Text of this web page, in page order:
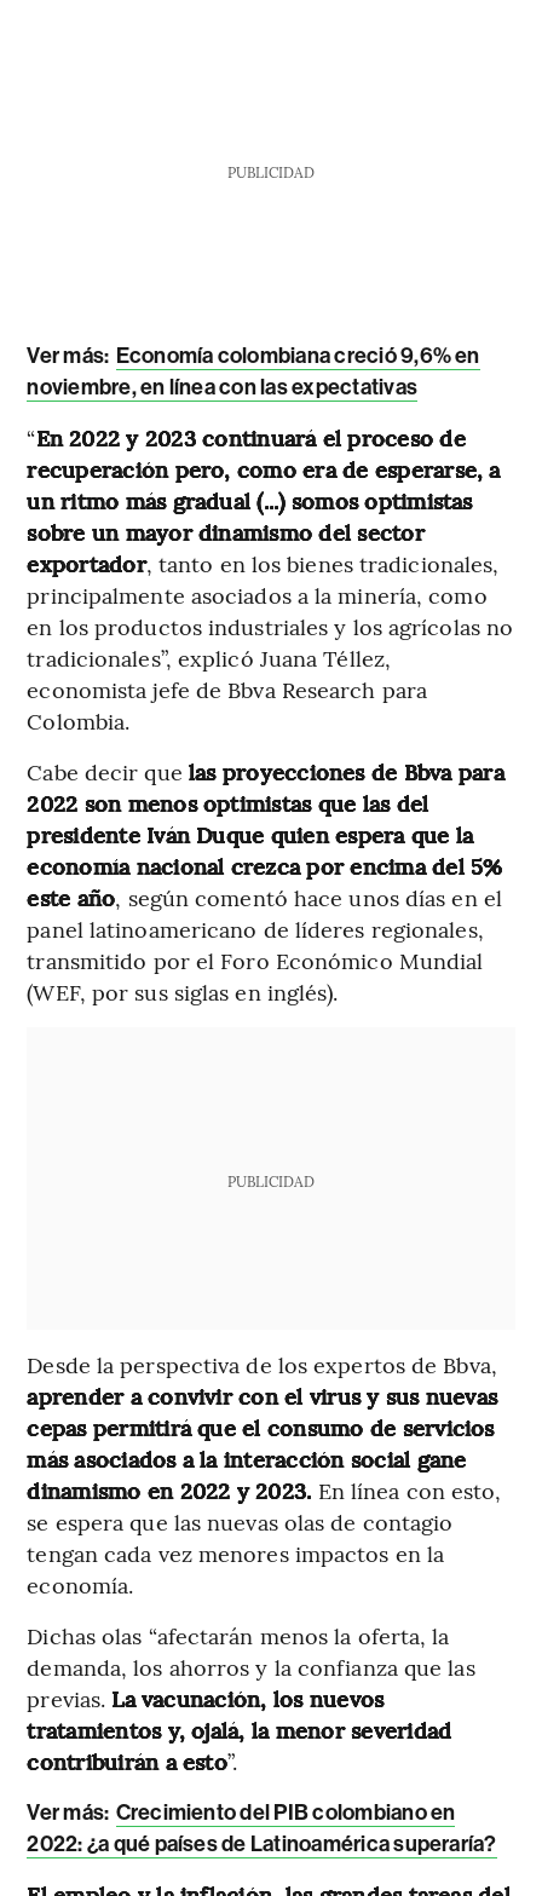
PUBLICIDAD
Ver más: Economía colombiana creció 9,6% en
noviembre, en línea con las expectativas
“En 2022 y 2023 continuará el proceso de
recuperación pero, como era de esperarse, a
un ritmo más gradual (...) somos optimistas
sobre un mayor dinamismo del sector
exportador, tanto en los bienes tradicionales,
principalmente asociados a la minería, como
en los productos industriales y los agrícolas no
tradicionales”, explicó Juana Téllez,
economista jefe de Bbva Research para
Colombia.
Cabe decir que las proyecciones de Bbva para
2022 son menos optimistas que las del
presidente Iván Duque quien espera que la
economía nacional crezca por encima del 5%
este año, según comentó hace unos días en el
panel latinoamericano de líderes regionales,
transmitido por el Foro Económico Mundial
(WEF, por sus siglas en inglés).
PUBLICIDAD
Desde la perspectiva de los expertos de Bbva,
aprender a convivir con el virus y sus nuevas
cepas permitirá que el consumo de servicios
más asociados a la interacción social gane
dinamismo en 2022 y 2023. En línea con esto,
se espera que las nuevas olas de contagio
tengan cada vez menores impactos en la
economía.
Dichas olas “afectarán menos la oferta, la
demanda, los ahorros y la confianza que las
previas. La vacunación, los nuevos
tratamientos y, ojalá, la menor severidad
contribuirán a esto”.
Ver más: Crecimiento del PIB colombiano en
2022: ¿a qué países de Latinoamérica superaría?